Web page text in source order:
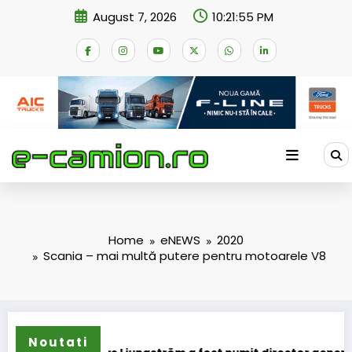
August 7, 2026 10:21:56 PM
Home eNEWS
2020
Scania – mai multă putere pentru motoarele V8
Noutati